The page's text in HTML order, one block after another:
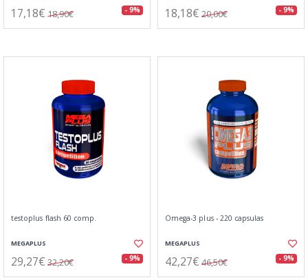
17,18€ 18,90€ - 9% 18,18€ 20,00€ - 9%
testoplus flash 60 comp.
MEGAPLUS
29,27€ 32,20€ - 9%
Omega-3 plus - 220 capsulas
MEGAPLUS
42,27€ 46,50€ - 9%